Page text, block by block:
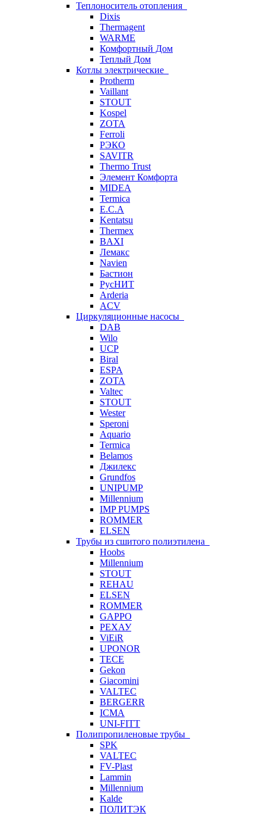
Теплоноситель отопления
Dixis
Thermagent
WARME
Комфортный Дом
Теплый Дом
Котлы электрические
Protherm
Vaillant
STOUT
Kospel
ZOTA
Ferroli
РЭКО
SAVITR
Thermo Trust
Элемент Комфорта
MIDEA
Termica
E.C.A
Kentatsu
Thermex
BAXI
Лемакс
Navien
Бастион
РусНИТ
Arderia
ACV
Циркуляционные насосы
DAB
Wilo
UCP
Biral
ESPA
ZOTA
Valtec
STOUT
Wester
Speroni
Aquario
Termica
Belamos
Джилекс
Grundfos
UNIPUMP
Millennium
IMP PUMPS
ROMMER
ELSEN
Трубы из сшитого полиэтилена
Hoobs
Millennium
STOUT
REHAU
ELSEN
ROMMER
GAPPO
РЕХАУ
ViEiR
UPONOR
TECE
Gekon
Giacomini
VALTEC
BERGERR
ICMA
UNI-FITT
Полипропиленовые трубы
SPK
VALTEC
FV-Plast
Lammin
Millennium
Kalde
ПОЛИТЭК